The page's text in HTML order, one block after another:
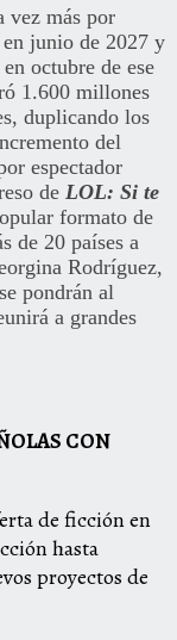
vez más por
junio de 2027 y
octubre de ese
1.600 millones
duplicando los
del
espectador
de LOL: Si te
formato de
de 20 países a
Rodríguez,
se pondrán al
a grandes
CON
de ficción en
hasta
proyectos de